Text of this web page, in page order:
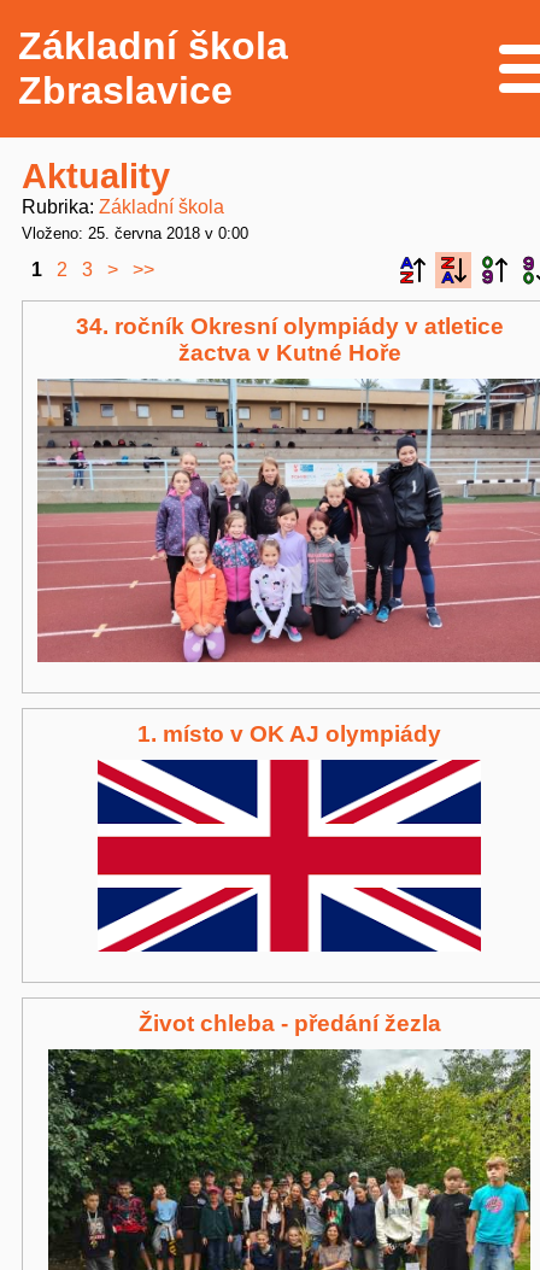
Základní škola
Zbraslavice
Aktuality
Rubrika Základní škola
Vloženo: 25. června 2018 v 0:00
1 2 3 > >>
34. ročník Okresní olympiády v atletice
žactva v Kutné Hoře
1. místo v OK AJ olympiády
Život chleba - předání žezla